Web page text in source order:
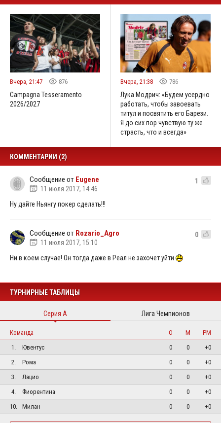
Вчера, 21:47 876
Campagna Tesseramento
2026/2027
Вчера, 21:38 786
Лука Модрич: «Будем усердно
работать, чтобы завоевать
титул и посвятить его Барези.
Я до сих пор чувствую ту же
страсть, что и всегда»
КОММЕНТАРИИ (2)
Сообщение от Eugene
11 июля 2017, 14:46
1
Ну дайте Ньянгу покер сделать!!!
Сообщение от Rozario_Agro
11 июля 2017, 15:10
0
Ни в коем случае! Он тогда даже в Реал не захочет уйти
ТУРНИРНЫЕ ТАБЛИЦЫ
Серия А Лига Чемпионов
Команда О М
РМ
1.
Ювентус 0 0
+0
2.
Рома 0 0
+0
3.
Лацио 0 0
+0
4.
Фиорентина 0 0
+0
10.
Милан 0 0 +0